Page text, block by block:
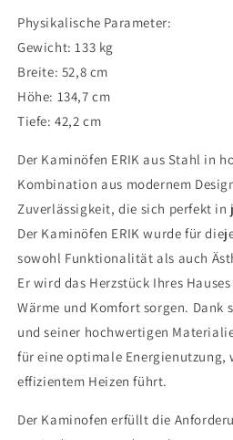
Physikalische Parameter:
Gewicht: 133 kg
Breite: 52,8 cm
Höhe: 134,7 cm
Tiefe: 42,2 cm
Der Kaminöfen ERIK aus Stahl in
Kombination aus modernem
Zuverlässigkeit, die sich perfekt
Der Kaminöfen ERIK wurde für
sowohl Funktionalität als auch
Er wird das Herzstück Ihres
Wärme und Komfort sorgen. Dank
und seiner hochwertigen
für eine optimale Energienutzung,
effizientem Heizen führt.
Der Kaminofen erfüllt die